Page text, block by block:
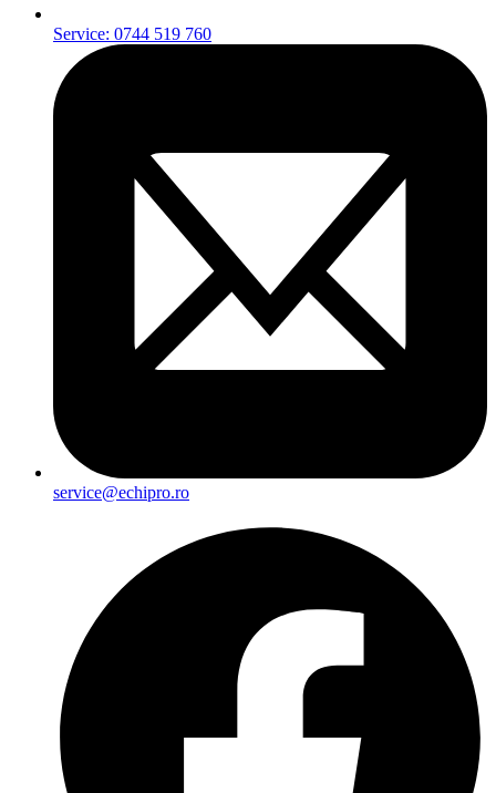
Service: 0744 519 760
service@echipro.ro